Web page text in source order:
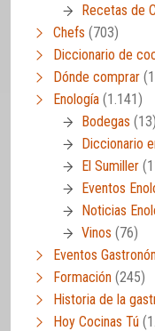
Recetas de
Chefs (703)
Diccionario de
Dónde comprar
Enología (1.141)
Bodegas (13)
Diccionario
El Sumiller
Eventos
Noticias
Vinos (76)
Eventos
Formación (245)
Historia de la
Hoy Cocinas Tú